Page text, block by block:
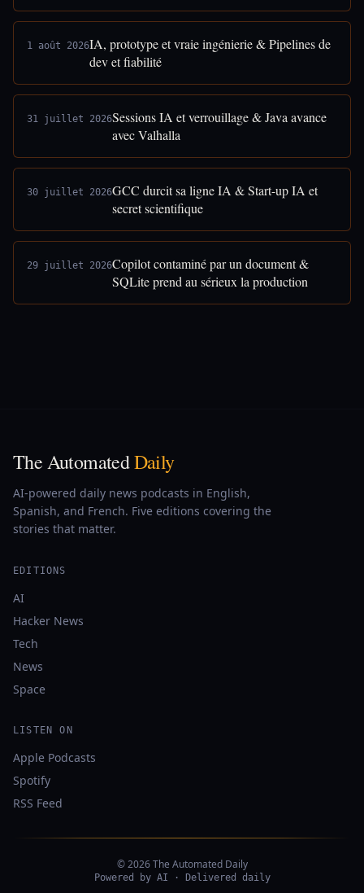
1 août 2026IA, prototype et vraie ingénierie & Pipelines de
dev et fiabilité
31 juillet 2026Sessions IA et verrouillage & Java avance
avec Valhalla
30 juillet 2026GCC durcit sa ligne IA & Start-up IA et
secret scientifique
29 juillet 2026Copilot contaminé par un document &
SQLite prend au sérieux la production
The AutomatedDaily
AI-powered daily news podcasts in English,
Spanish, and French. Five editions covering the
stories that matter.
EDITIONS
AI
Hacker News
Tech
News
Space
LISTEN ON
Apple Podcasts
Spotify
RSS Feed
© 2026 The Automated Daily
Powered by AI · Delivered daily